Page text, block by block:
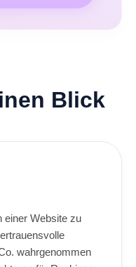
Blick
einer Website zu
wahrgenommen